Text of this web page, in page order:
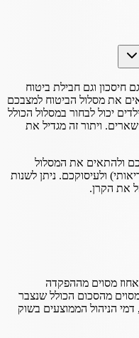
חיסכון וגם חבילת ביטוח
את מסלול הביטוח למצבכם
יכול לבחור במסלול הכולל
שארים. ויתור זה מגדיל את
ולהתאים את המסלול
ולעיסוקכם. ניתן לשנות
את הקרן.
אחוז מסוים מההפקדה
ואחוז מסוים מהסכום הכולל שנצבר
בפועל, דמי הניהול הממוצעים בשוק